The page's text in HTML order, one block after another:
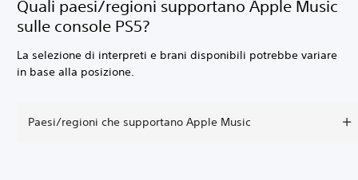
Quali paesi/regioni supportano Apple Music
sulle console PS5?
La selezione di interpreti e brani disponibili potrebbe variare
in base alla posizione.
Paesi/regioni che supportano Apple Music